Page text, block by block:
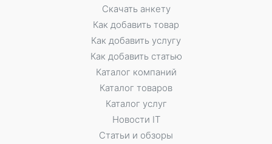
Скачать анкету
Как добавить товар
Как добавить услугу
Как добавить статью
Каталог компаний
Каталог товаров
Каталог услуг
Новости IT
Статьи и обзоры